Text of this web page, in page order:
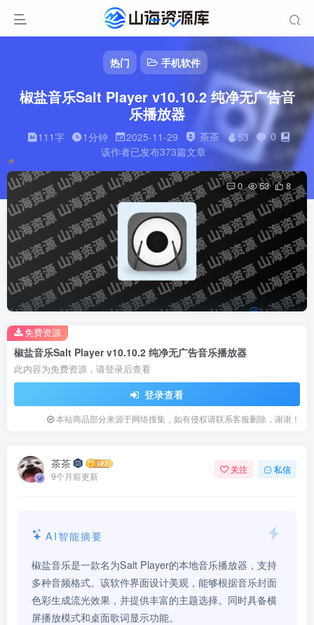
热门 手机软件
椒盐音乐Salt Player v10.10.2 纯净无广告音
乐播放器
111字 1分钟 2025-11-29 茶茶 53
0
该作者已发布373篇文章
0 53 8
椒盐音乐Salt Player v10.10.2 纯净无广告音乐播放器
此内容为免费资源，请登录后查看
登录查看
本站商品部分来源于网络搜集，如有侵权请联系客服删除，谢谢！
免费资源
茶茶
9个月前更新
关注 私信
AI智能摘要
椒盐音乐是一款名为Salt Player的本地音乐播放器，支持
多种音频格式。该软件界面设计美观，能够根据音乐封面
色彩生成流光效果，并提供丰富的主题选择。同时具备横
屏播放模式和桌面歌词显示功能。